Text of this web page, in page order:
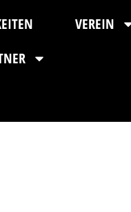
VEREIN